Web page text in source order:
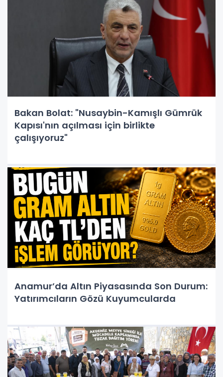
Bakan Bolat: "Nusaybin-Kamışlı Gümrük
Kapısı'nın açılması için birlikte
çalışıyoruz"
Anamur’da Altın Piyasasında Son Durum:
Yatırımcıların Gözü Kuyumcularda